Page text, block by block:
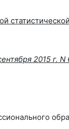
2015 г. N